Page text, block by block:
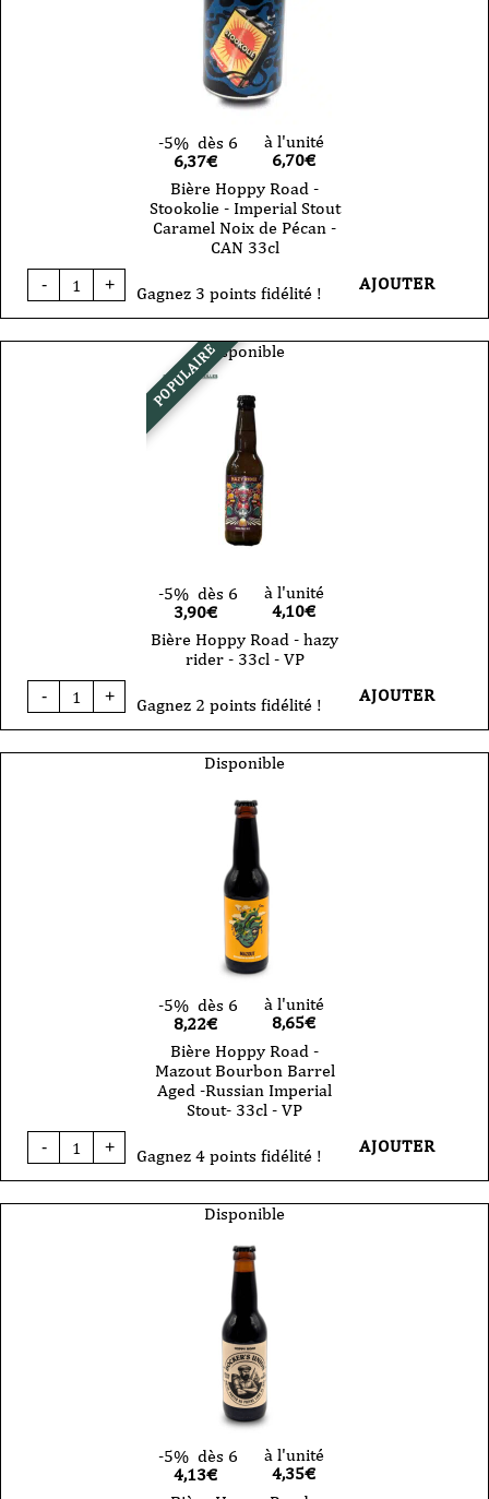
-5% dès 6
6,37€
à l'unité
6,70€
Bière Hoppy Road -
Stookolie - Imperial Stout
Caramel Noix de Pécan -
CAN 33cl
-
quantité
de
Road
+ Gagnez 3 points fidélité ! AJOUTER
POPULAIREDisponible
-5% dès 6
3,90€
à l'unité
4,10€
Bière Hoppy Road - hazy
rider - 33cl - VP
-
quantité
de
Road
+ Gagnez 2 points fidélité ! AJOUTER
Disponible
-5% dès 6
8,22€
à l'unité
8,65€
Bière Hoppy Road -
Mazout Bourbon Barrel
Aged -Russian Imperial
Stout- 33cl - VP
-
quantité
de
Road
+ Gagnez 4 points fidélité ! AJOUTER
Disponible
-5% dès 6
4,13€
à l'unité
4,35€